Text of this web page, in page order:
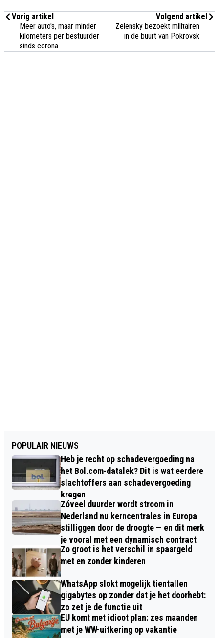
Vorig artikel
Meer auto's, maar minder
kilometers per bestuurder
sinds corona
Volgend artikel
Zelensky bezoekt militairen
in de buurt van Pokrovsk
POPULAIR NIEUWS
Heb je recht op schadevergoeding na
het Bol.com-datalek? Dit is wat eerdere
slachtoffers aan schadevergoeding
kregen
Zóveel duurder wordt stroom in
Nederland nu kerncentrales in Europa
stilliggen door de droogte — en dit merk
je vooral met een dynamisch contract
Zo groot is het verschil in spaargeld
met en zonder kinderen
WhatsApp slokt mogelijk tientallen
gigabytes op zonder dat je het doorhebt:
zo zet je de functie uit
EU komt met idioot plan: zes maanden
met je WW-uitkering op vakantie